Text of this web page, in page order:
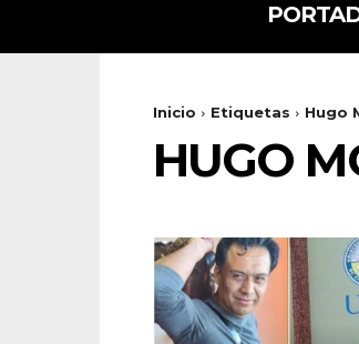
Inicio Etiquetas Hugo
HUGO